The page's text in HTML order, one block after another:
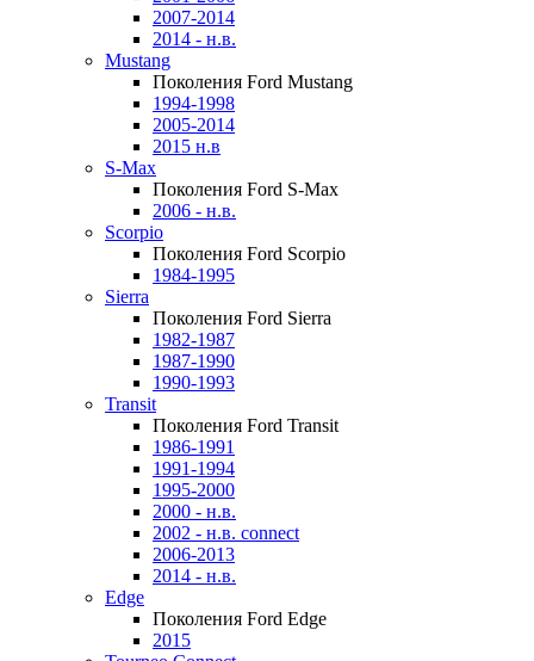
2007-2014
2014 - н.в.
Mustang
Поколения Ford Mustang
1994-1998
2005-2014
2015 н.в
S-Max
Поколения Ford S-Max
2006 - н.в.
Scorpio
Поколения Ford Scorpio
1984-1995
Sierra
Поколения Ford Sierra
1982-1987
1987-1990
1990-1993
Transit
Поколения Ford Transit
1986-1991
1991-1994
1995-2000
2000 - н.в.
2002 - н.в. connect
2006-2013
2014 - н.в.
Edge
Поколения Ford Edge
2015